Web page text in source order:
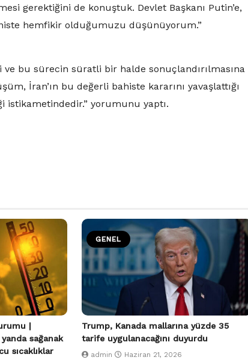
gerektiğini de konuştuk. Devlet Başkanı Putin’e,
hemfikir olduğumuzu düşünüyorum.”
ve bu sürecin süratli bir halde sonuçlandırılmasına
İran’ın bu değerli bahiste kararını yavaşlattığı
istikametindedir.” yorumunu yaptı.
|
sağanak
sıcaklıklar
GENEL
Trump, Kanada mallarına yüzde 35
tarife uygulanacağını duyurdu
admin Haziran 21, 2026